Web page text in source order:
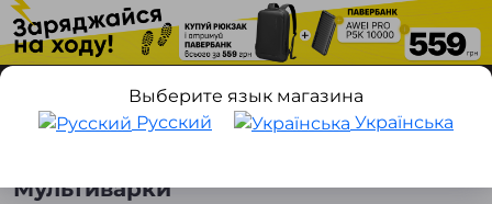
Мультиварки
Выберите язык магазина
Русский
Українська